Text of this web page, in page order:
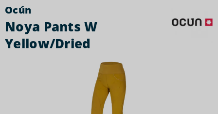
Ocún
Noya Pants W
Yellow/Dried